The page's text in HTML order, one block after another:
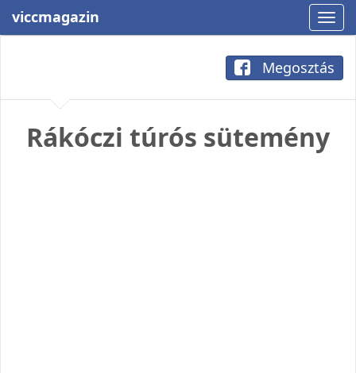
viccmagazin
Megosztás
Rákóczi túrós sütemény